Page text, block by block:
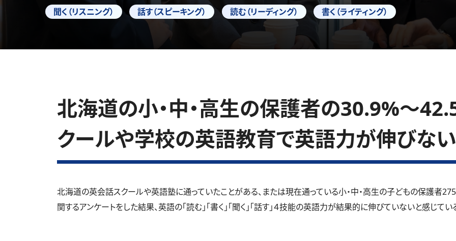
聞く（リスニング） 話す（スピーキング） 読む（リーディング） 書く（ライティング）
北海道の小・中・高生の保護者の30.9%～
クールや学校の英語教育で英語力が伸びな
北海道の英会話スクールや英語塾に通っていたことがある、または現在通っている小・中・高生の子どもの保護者
関するアンケートをした結果、英語の「読む」「書く」「聞く」「話す」４技能の英語力が結果的に伸びていないと感じ